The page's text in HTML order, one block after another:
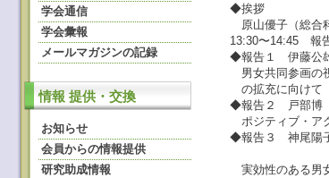
学会通信
学会彙報
メールマガジンの記録
情報 提供・交換
お知らせ
会員からの情報提供
研究助成情報
◆挨拶
原山優子（総合科
13:30〜14:45 報
◆報告１ 伊藤公雄
男女共同参画の視
の拡充に向けて
◆報告２ 戸部博（
ポジティブ・アク
◆報告３ 神尾陽子
研究所児童
実効性のある男女